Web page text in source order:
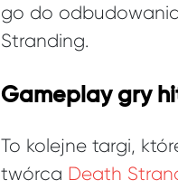
go do
Stranding.
Gameplay gry
To kolejne targi,
twórca Death